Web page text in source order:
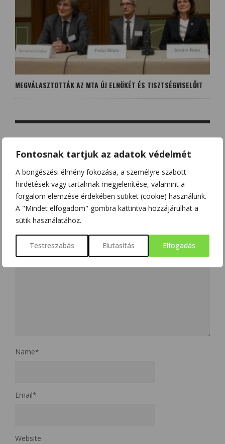
Fontosnak tartjuk az adatok védelmét
A böngészési élmény fokozása, a személyre szabott
hirdetések vagy tartalmak megjelenítése, valamint a
forgalom elemzése érdekében sütiket (cookie) használunk.
A "Mindet elfogadom" gombra kattintva hozzájárulhat a
sütik használatához.
Testreszabás Elutasítás Elfogadás
MEGVÁLASZTOTTÁK AZ MTA ÚJ ELNÖKÉT ÉS TISZTSÉGVISELŐIT
NO COMMENT
LEAVE A REPLY
Az e-mail címet nem tesszük közzé. A kötelező mezőket
karakterrel jelöltük
Name*
Email*
Website